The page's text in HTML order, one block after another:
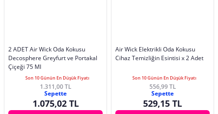
2 ADET Air Wick Oda Kokusu
Decosphere Greyfurt ve Portakal
Çiçeği 75 Ml
Son 10 Günün En Düşük Fiyatı
1.311,00 TL
Sepette
1.075,02 TL
Air Wick Elektrikli Oda Kokusu
Cihaz Temizliğin Esintisi x 2 Adet
Son 10 Günün En Düşük Fiyatı
556,99 TL
Sepette
529,15 TL